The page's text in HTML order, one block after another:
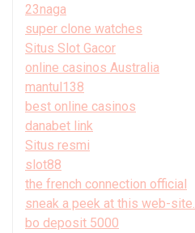
23naga
super clone watches
Situs Slot Gacor
online casinos Australia
mantul138
best online casinos
danabet link
Situs resmi
slot88
the french connection official
sneak a peek at this web-site.
bo deposit 5000